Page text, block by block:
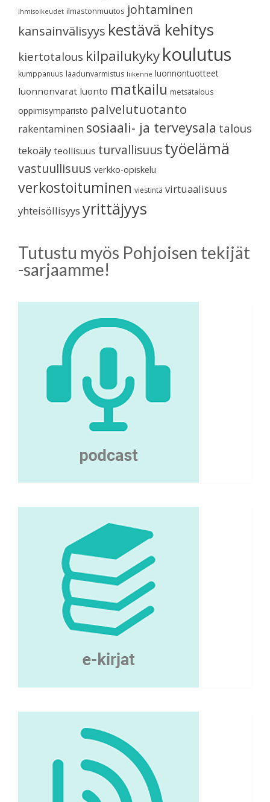
ihmisoikeudet ilmastonmuutos johtaminen
kansainvälisyys kestävä kehitys
kiertotalous kilpailukykykoulutus
kumppanuus laadunvarmistus liikenne luonnontuotteet
luonnonvarat luonto matkailu metsätalous
oppimisympäristö palvelutuotanto
rakentaminen sosiaali- ja terveysala talous
tekoäly teollisuus turvallisuustyöelämä
vastuullisuus verkko-opiskelu
verkostoituminen viestintä virtuaalisuus
yhteisöllisyys yrittäjyys
Tutustu myös Pohjoisen tekijät
-sarjaamme!